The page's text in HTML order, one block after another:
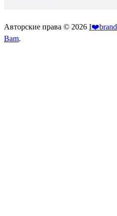
Авторские права © 2026 I❤️brand
Bam.